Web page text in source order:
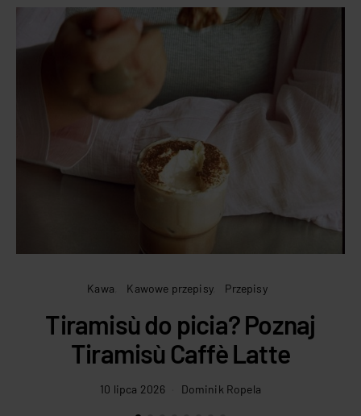
Kawa Kawowe przepisy Przepisy
Tiramisù do picia? Poznaj
Tiramisù Caffè Latte
10 lipca 2026 Dominik Ropela